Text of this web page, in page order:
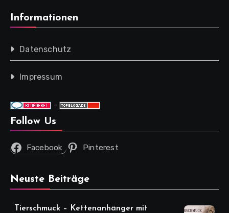
Informationen
Datenschutz
Impressum
-
Follow Us
Facebook Pinterest
Neuste Beiträge
Tierschmuck – Kettenanhänger mit